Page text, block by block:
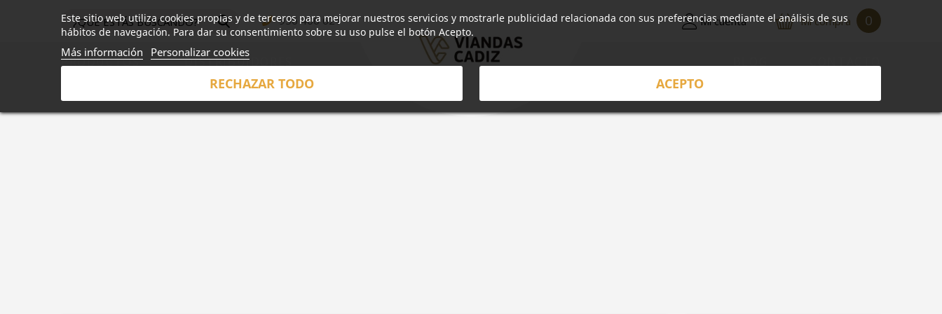
956 406 621 Mi cuenta Mi compra 0
PRODUCTOS DISTRIBUIDORES
Este sitio web utiliza cookies propias y de terceros para mejorar nuestros servicios y mostrarle publicidad relacionada con sus preferencias mediante el análisis de sus
hábitos de navegación. Para dar su consentimiento sobre su uso pulse el botón Acepto.
Más información Personalizar cookies
RECHAZAR TODO ACEPTO